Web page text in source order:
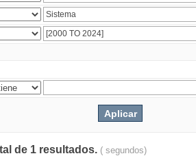
de 1 resultados. ( segundos)